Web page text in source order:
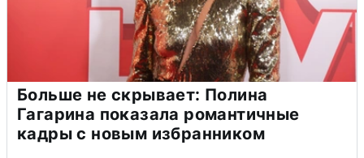
Больше не скрывает: Полина
Гагарина показала романтичные
кадры с новым избранником